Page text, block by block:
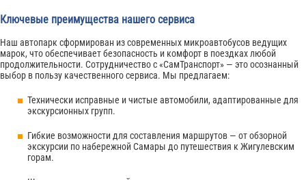
Ключевые преимущества нашего сервиса
Наш автопарк сформирован из современных микроавтобусов ведущих
марок, что обеспечивает безопасность и комфорт в поездках любой
продолжительности. Сотрудничество с «СамТранспорт» — это осознанный
выбор в пользу качественного сервиса. Мы предлагаем:
Технически исправные и чистые автомобили, адаптированные для
экскурсионных групп.
Гибкие возможности для составления маршрутов — от обзорной
экскурсии по набережной Самары до путешествия к Жигулевским
горам.